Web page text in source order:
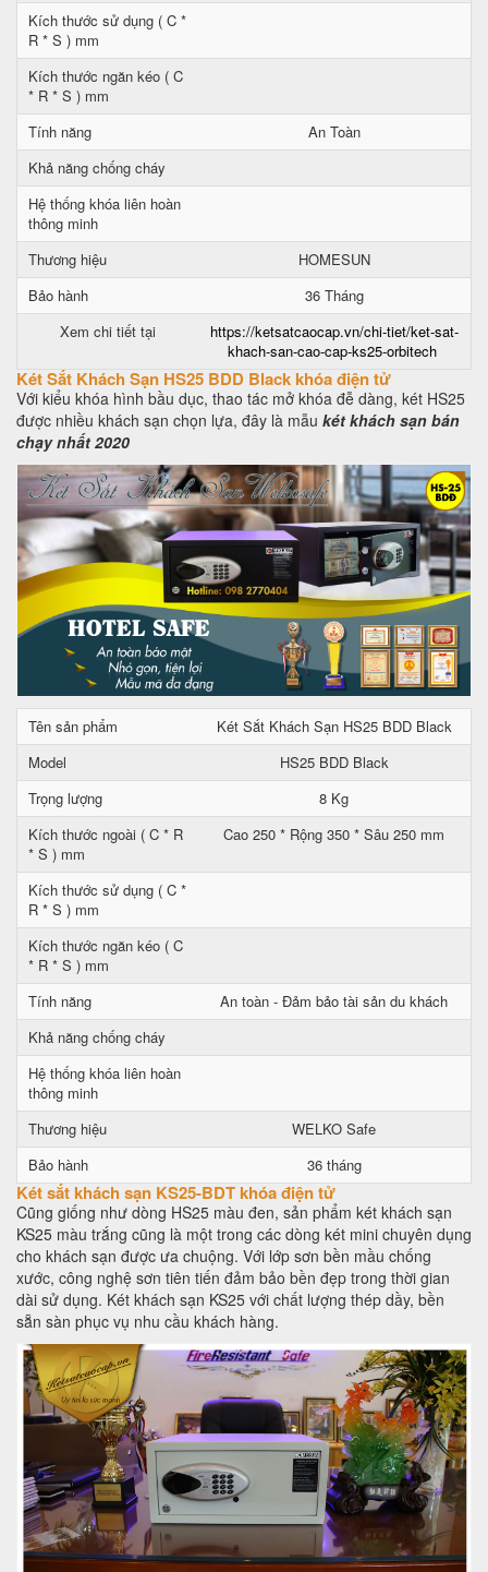
Kích thước sử dụng ( C *
R * S ) mm
Kích thước ngăn kéo ( C
* R * S ) mm
Tính năng
An Toàn
Khả năng chống cháy
Hệ thống khóa liên hoàn
thông minh
Thương hiệu
HOMESUN
Bảo hành
36 Tháng
Xem chi tiết tại
https://ketsatcaocap.vn/chi-tiet/ket-sat-
khach-san-cao-cap-ks25-orbitech
Két Sắt Khách Sạn HS25 BDD Black khóa điện tử
Với kiểu khóa hình bầu dục, thao tác mở khóa đễ dàng, két HS25
được nhiều khách sạn chọn lựa, đây là mẫu két khách sạn bán
chạy nhất 2020
Tên sản phẩm
Két Sắt Khách Sạn HS25 BDD Black
Model
HS25 BDD Black
Trọng lượng
8 Kg
Kích thước ngoài ( C * R
* S ) mm
Cao 250 * Rộng 350 * Sâu 250 mm
Kích thước sử dụng ( C *
R * S ) mm
Kích thước ngăn kéo ( C
* R * S ) mm
Tính năng
An toàn - Đảm bảo tài sản du khách
Khả năng chống cháy
Hệ thống khóa liên hoàn
thông minh
Thương hiệu
WELKO Safe
Bảo hành
36 tháng
Két sắt khách sạn KS25-BDT khóa điện tử
Cũng giống như dòng HS25 màu đen, sản phẩm két khách sạn
KS25 màu trắng cũng là một trong các dòng két mini chuyên dụng
cho khách sạn được ưa chuộng. Với lớp sơn bền mầu chống
xước, công nghệ sơn tiên tiến đảm bảo bền đẹp trong thời gian
dài sử dụng. Két khách sạn KS25 với chất lượng thép dầy, bền
sẵn sàn phục vụ nhu cầu khách hàng.